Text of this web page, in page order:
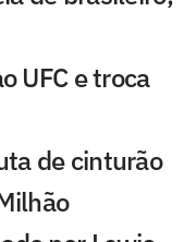
UFC e troca
de cinturão